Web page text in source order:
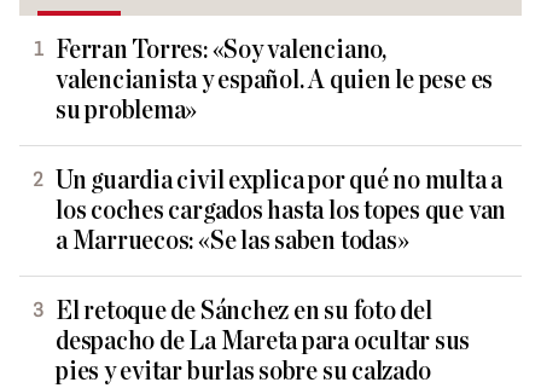
Ferran Torres: «Soy valenciano,
valencianista y español. A quien le pese es
su problema»
Un guardia civil explica por qué no multa a
los coches cargados hasta los topes que van
a Marruecos: «Se las saben todas»
El retoque de Sánchez en su foto del
despacho de La Mareta para ocultar sus
pies y evitar burlas sobre su calzado